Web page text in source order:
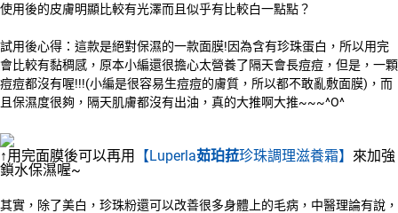
使用後的皮膚明顯比較有光澤而且似乎有比較白一點點？
試用後心得：這款是絕對保濕的一款面膜!因為含有珍珠蛋白，所以用完
會比較有黏稠感，原本小編還很擔心太營養了隔天會長痘痘，但是，一顆
痘痘都沒有喔!!!(小編是很容易生痘痘的膚質，所以都不敢亂敷面膜)，而
且保濕度很夠，隔天肌膚都沒有出油，真的大推啊大推~~~^O^
↑用完面膜後可以再用 【Luperla茹珀菈珍珠調理滋養霜】 來加強
鎖水保濕喔~
其實，除了美白，珍珠粉還可以改善很多身體上的毛病，中醫理論有說，